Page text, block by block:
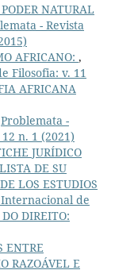
NATURAL
- Revista
AFRICANO: ,
Filosofia: v. 11
AFRICANA
Problemata -
n. 1 (2021)
JURÍDICO
DE SU
LOS ESTUDIOS
de
DIREITO:
ENTRE
RAZOÁVEL E